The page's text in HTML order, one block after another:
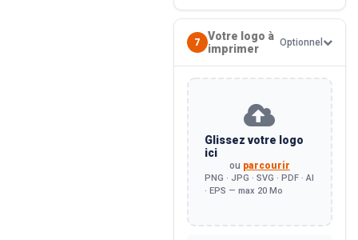
7
Votre logo à
imprimer
Optionnel
Glissez votre logo
ici
ou parcourir
PNG · JPG · SVG · PDF · AI
· EPS — max 20 Mo